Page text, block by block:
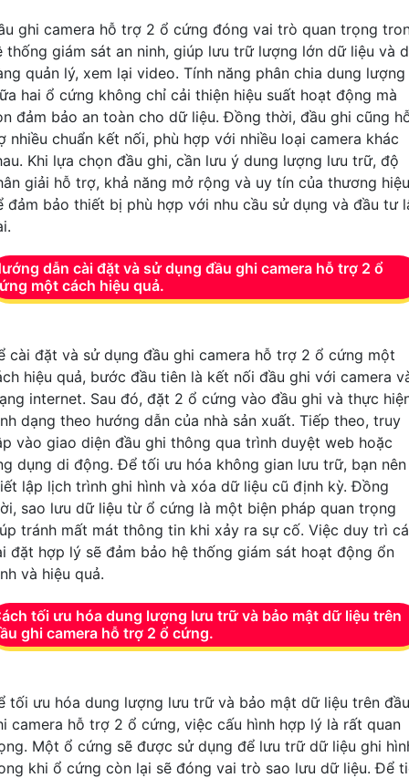
ghi camera hỗ trợ 2 ổ cứng đóng vai trò quan trọng
thống giám sát an ninh, giúp lưu trữ lượng lớn dữ liệu và
quản lý, xem lại video. Tính năng phân chia dung lượng
hai ổ cứng không chỉ cải thiện hiệu suất hoạt động mà
đảm bảo an toàn cho dữ liệu. Đồng thời, đầu ghi cũng
nhiều chuẩn kết nối, phù hợp với nhiều loại camera khác
Khi lựa chọn đầu ghi, cần lưu ý dung lượng lưu trữ, độ
giải hỗ trợ, khả năng mở rộng và uy tín của thương hiệu
đảm bảo thiết bị phù hợp với nhu cầu sử dụng và đầu tư
dẫn cài đặt và sử dụng đầu ghi camera hỗ trợ 2 ổ
một cách hiệu quả.
cài đặt và sử dụng đầu ghi camera hỗ trợ 2 ổ cứng một
hiệu quả, bước đầu tiên là kết nối đầu ghi với camera
internet. Sau đó, đặt 2 ổ cứng vào đầu ghi và thực
dạng theo hướng dẫn của nhà sản xuất. Tiếp theo, truy
vào giao diện đầu ghi thông qua trình duyệt web hoặc
dụng di động. Để tối ưu hóa không gian lưu trữ, bạn nên
lập lịch trình ghi hình và xóa dữ liệu cũ định kỳ. Đồng
sao lưu dữ liệu từ ổ cứng là một biện pháp quan trọng
tránh mất mát thông tin khi xảy ra sự cố. Việc duy trì
đặt hợp lý sẽ đảm bảo hệ thống giám sát hoạt động ổn
và hiệu quả.
tối ưu hóa dung lượng lưu trữ và bảo mật dữ liệu trên
ghi camera hỗ trợ 2 ổ cứng.
tối ưu hóa dung lượng lưu trữ và bảo mật dữ liệu trên đầu
camera hỗ trợ 2 ổ cứng, việc cấu hình hợp lý là rất quan
Một ổ cứng sẽ được sử dụng để lưu trữ dữ liệu ghi
khi ổ cứng còn lại sẽ đóng vai trò sao lưu dữ liệu. Để